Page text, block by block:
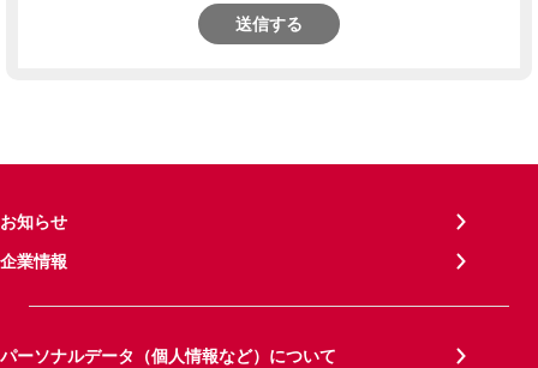
送信する
お知らせ
企業情報
パーソナルデータ（個人情報など）について